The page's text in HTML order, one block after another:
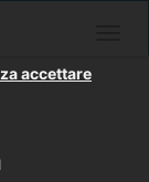
accettare